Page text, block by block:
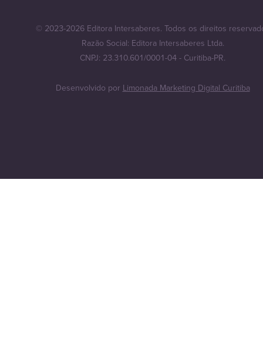
© 2023-2026 Editora Intersaberes. Todos os direitos
Razão Social: Editora Intersaberes Ltda.
CNPJ: 23.310.601/0001-04 - Curitiba-PR.
Desenvolvido por Limonada Marketing Digital Curitiba